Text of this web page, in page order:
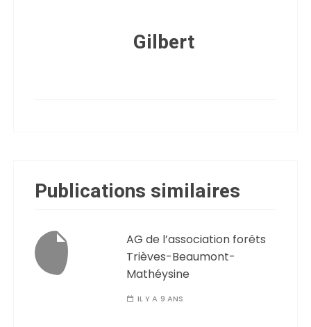
Gilbert
Publications similaires
AG de l’association forêts
Trièves-Beaumont-
Mathéysine
IL Y A 9 ANS